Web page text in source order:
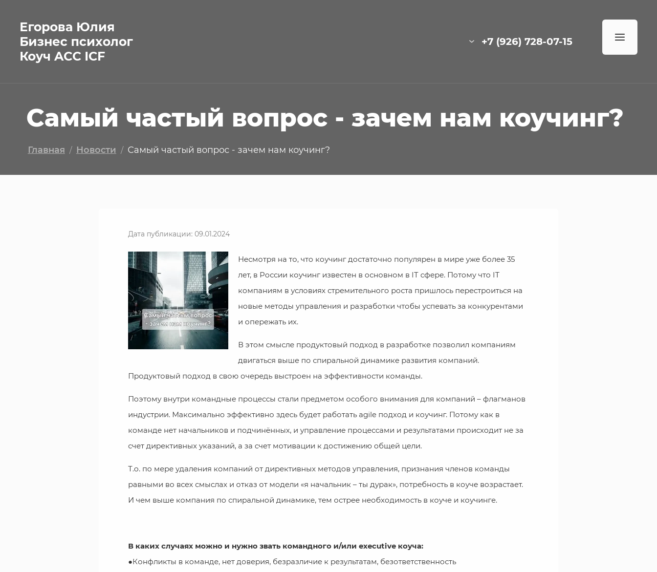
Егорова Юлия
Бизнес психолог
Коуч ACC ICF
+7 (926) 728-07-15
Самый частый вопрос - зачем нам коучинг?
Главная / Новости / Самый частый вопрос - зачем нам коучинг?
Дата публикации: 09.01.2024
Несмотря на то, что коучинг достаточно популярен в мире уже более 35
лет, в России коучинг известен в основном в IT сфере. Потому что IT
компаниям в условиях стремительного роста пришлось перестроиться на
новые методы управления и разработки чтобы успевать за конкурентами
и опережать их.
В этом смысле продуктовый подход в разработке позволил компаниям
двигаться выше по спиральной динамике развития компаний.
Продуктовый подход в свою очередь выстроен на эффективности команды.
Поэтому внутри командные процессы стали предметом особого внимания для компаний – флагманов
индустрии. Максимально эффективно здесь будет работать agile подход и коучинг. Потому как в
команде нет начальников и подчинённых, и управление процессами и результатами происходит не за
счет директивных указаний, а за счет мотивации к достижению общей цели.
Т.о. по мере удаления компаний от директивных методов управления, признания членов команды
равными во всех смыслах и отказ от модели «я начальник – ты дурак», потребность в коуче возрастает.
И чем выше компания по спиральной динамике, тем острее необходимость в коуче и коучинге.
В каких случаях можно и нужно звать командного и/или executive коуча:
●Конфликты в команде, нет доверия, безразличие к результатам, безответственность